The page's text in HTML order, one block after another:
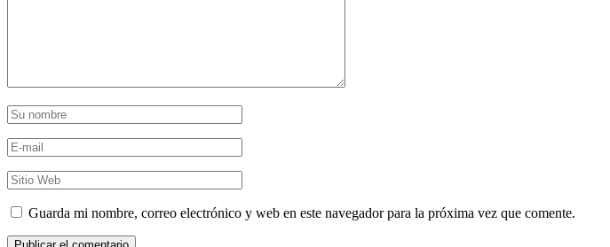
Guarda mi nombre, correo electrónico y web en este navegador para la próxima vez que comente.